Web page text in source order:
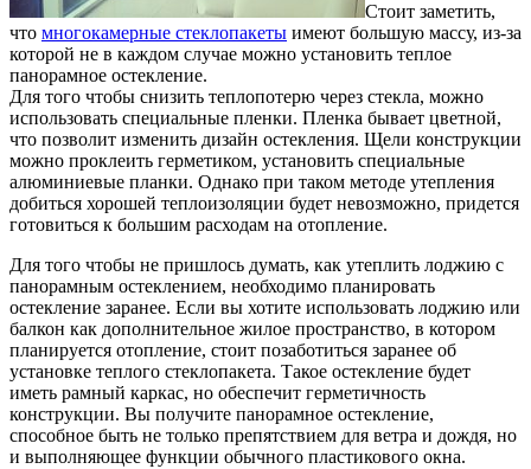
Стоит заметить,
что многокамерные стеклопакеты имеют большую массу, из-за
которой не в каждом случае можно установить теплое
панорамное остекление.
Для того чтобы снизить теплопотерю через стекла, можно
использовать специальные пленки. Пленка бывает цветной,
что позволит изменить дизайн остекления. Щели конструкции
можно проклеить герметиком, установить специальные
алюминиевые планки. Однако при таком методе утепления
добиться хорошей теплоизоляции будет невозможно, придется
готовиться к большим расходам на отопление.
Для того чтобы не пришлось думать, как утеплить лоджию с
панорамным остеклением, необходимо планировать
остекление заранее. Если вы хотите использовать лоджию или
балкон как дополнительное жилое пространство, в котором
планируется отопление, стоит позаботиться заранее об
установке теплого стеклопакета. Такое остекление будет
иметь рамный каркас, но обеспечит герметичность
конструкции. Вы получите панорамное остекление,
способное быть не только препятствием для ветра и дождя, но
и выполняющее функции обычного пластикового окна.